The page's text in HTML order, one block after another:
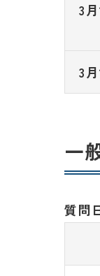
3
3
一
質問